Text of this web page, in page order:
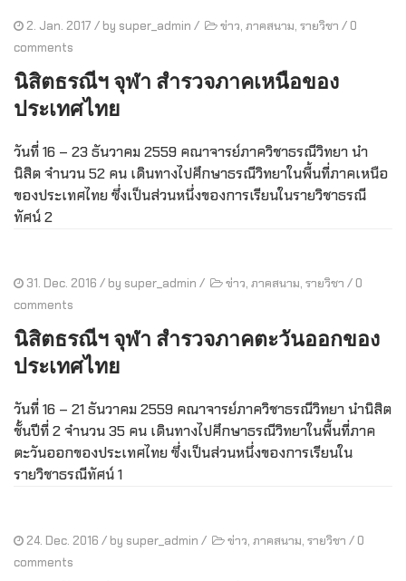
2. Jan. 2017 / by super_admin / ข่าว, ภาคสนาม, รายวิชา / 0
comments
นิสิตธรณีฯ จุฬา สำรวจภาคเหนือของ
ประเทศไทย
วันที่ 16 – 23 ธันวาคม 2559 คณาจารย์ภาควิชาธรณีวิทยา นำ
นิสิต จำนวน 52 คน เดินทางไปศึกษาธรณีวิทยาในพื้นที่ภาคเหนือ
ของประเทศไทย ซึ่งเป็นส่วนหนึ่งของการเรียนในรายวิชาธรณี
ทัศน์ 2
31. Dec. 2016 / by super_admin / ข่าว, ภาคสนาม, รายวิชา / 0
comments
นิสิตธรณีฯ จุฬา สำรวจภาคตะวันออกของ
ประเทศไทย
วันที่ 16 – 21 ธันวาคม 2559 คณาจารย์ภาควิชาธรณีวิทยา นำนิสิต
ชั้นปีที่ 2 จำนวน 35 คน เดินทางไปศึกษาธรณีวิทยาในพื้นที่ภาค
ตะวันออกของประเทศไทย ซึ่งเป็นส่วนหนึ่งของการเรียนใน
รายวิชาธรณีทัศน์ 1
24. Dec. 2016 / by super_admin / ข่าว, ภาคสนาม, รายวิชา / 0
comments